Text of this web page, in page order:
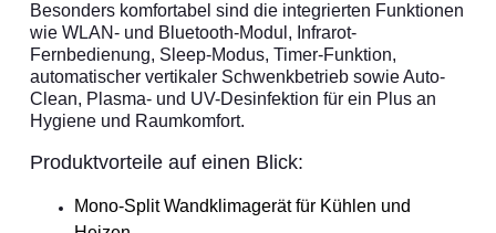
Besonders komfortabel sind die integrierten Funktionen
wie WLAN- und Bluetooth-Modul, Infrarot-
Fernbedienung, Sleep-Modus, Timer-Funktion,
automatischer vertikaler Schwenkbetrieb sowie Auto-
Clean, Plasma- und UV-Desinfektion für ein Plus an
Hygiene und Raumkomfort.
Produktvorteile auf einen Blick:
Mono-Split Wandklimagerät für Kühlen und